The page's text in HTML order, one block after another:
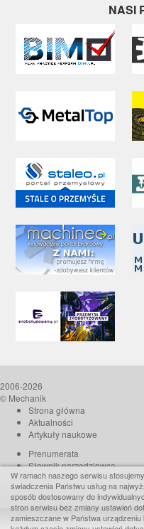
NASI
2006-2026
© Mechanik
Strona główna
Aktualności
Artykuły naukowe
Prenumerata
Słownik narzędziowca
O czasopiśmie
Reklama
Kontakt
W ramach naszego serwisu
świadczenia Państwu usług na
sposób dostosowany do
stron serwisu bez zmiany ustawień
zamieszczane w Państwa urządzeniu